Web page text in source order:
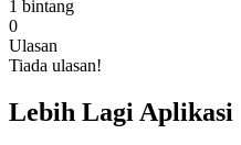
1 bintang
0
Ulasan
Tiada ulasan!
Lebih Lagi Aplikasi